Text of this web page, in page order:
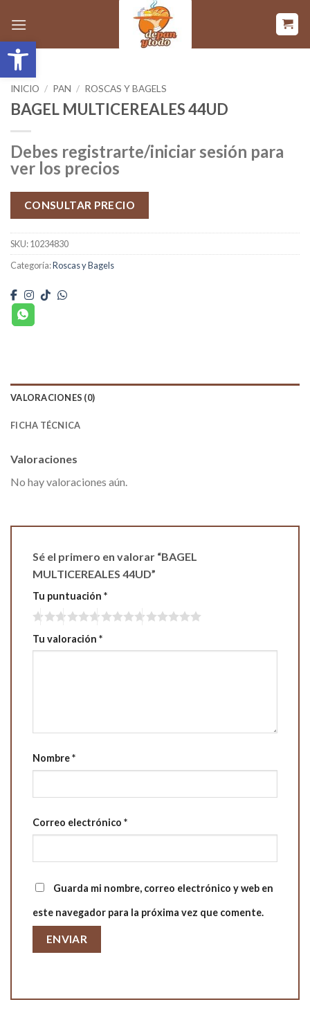
Abrir barra de herramientas
contenido
INICIO / PAN / ROSCAS Y BAGELS
BAGEL MULTICEREALES 44UD
Debes registrarte/iniciar sesión para
ver los precios
CONSULTAR PRECIO
SKU:10234830
Categoría:Roscas y Bagels
VALORACIONES (0)
FICHA TÉCNICA
Valoraciones
No hay valoraciones aún.
Sé el primero en valorar “BAGEL
MULTICEREALES 44UD”
Tu puntuación *
Tu valoración *
Nombre*
Correo electrónico *
Guarda mi nombre, correo electrónico y web en
este navegador para la próxima vez que comente.